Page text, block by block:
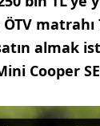
almak
Cooper